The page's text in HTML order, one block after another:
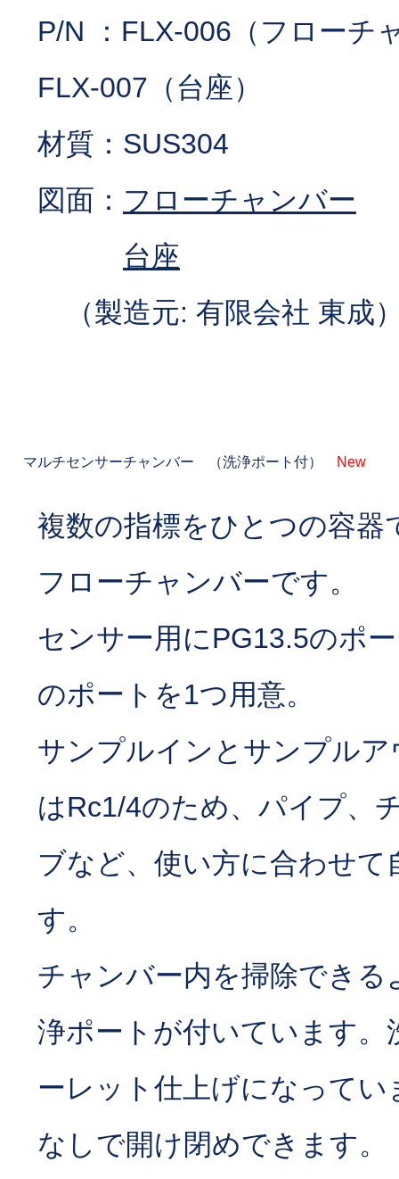
P/N ：FLX-006（フロー
FLX-007（台座）
材質：SUS304
図面： フローチャンバー
台座
（製造元: 有限会社 東成
マルチセンサーチャンバー （洗浄ポート付） New
複数の指標をひとつの容器
フローチャンバーです。
センサー用にPG13.5のポ
のポートを1つ用意。
サンプルインとサンプル
はRc1/4のため、パイプ、
ブなど、使い方に合わせて
す。
チャンバー内を掃除できる
浄ポートが付いています。
ーレット仕上げになってい
なしで開け閉めできます。